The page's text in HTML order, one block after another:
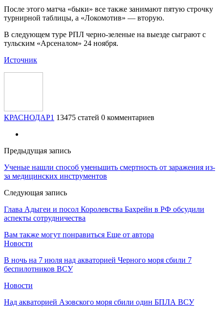
После этого матча «быки» все также занимают пятую строчку
турнирной таблицы, а «Локомотив» — вторую.
В следующем туре РПЛ черно-зеленые на выезде сыграют с
тульским «Арсеналом» 24 ноября.
Источник
КРАСНОДАР1 13475 статей 0 комментариев
Предыдущая запись
Ученые нашли способ уменьшить смертность от заражения из-
за медицинских инструментов
Следующая запись
Глава Адыгеи и посол Королевства Бахрейн в РФ обсудили
аспекты сотрудничества
Вам также могут понравиться Еще от автора
Новости
В ночь на 7 июля над акваторией Черного моря сбили 7
беспилотников ВСУ
Новости
Над акваторией Азовского моря сбили один БПЛА ВСУ